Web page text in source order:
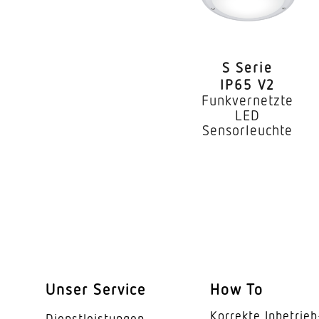
Montageart
optimale
Montagehöhe max
Leistung
Mit Leuchtmittel
S Serie
IP65 V2
Funkvernetzte
LED
Sensorleuchte
Unser Service How To
Korrekte